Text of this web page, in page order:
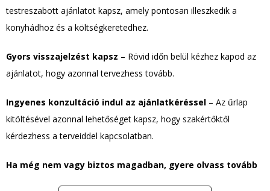
testreszabott ajánlatot kapsz, amely pontosan illeszkedik a
konyhádhoz és a költségkeretedhez.
Gyors visszajelzést kapsz – Rövid időn belül kézhez kapod az
ajánlatot, hogy azonnal tervezhess tovább.
Ingyenes konzultáció indul az ajánlatkéréssel – Az űrlap
kitöltésével azonnal lehetőséget kapsz, hogy szakértőktől
kérdezhess a terveiddel kapcsolatban.
Ha még nem vagy biztos magadban, gyere olvass tovább